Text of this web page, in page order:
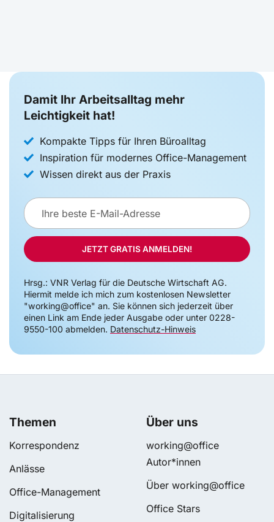
Damit Ihr Arbeitsalltag mehr
Leichtigkeit hat!
Kompakte Tipps für Ihren Büroalltag
Inspiration für modernes Office-Management
Wissen direkt aus der Praxis
E-
Mail-
Adresse
JETZT GRATIS ANMELDEN!
Hrsg.: VNR Verlag für die Deutsche Wirtschaft AG.
Hiermit melde ich mich zum kostenlosen Newsletter
"working@office" an. Sie können sich jederzeit über
einen Link am Ende jeder Ausgabe oder unter 0228-
9550-100 abmelden. Datenschutz-Hinweis
Themen
Korrespondenz
Anlässe
Office-Management
Digitalisierung
Über uns
working@office
Autor*innen
Über working@office
Office Stars